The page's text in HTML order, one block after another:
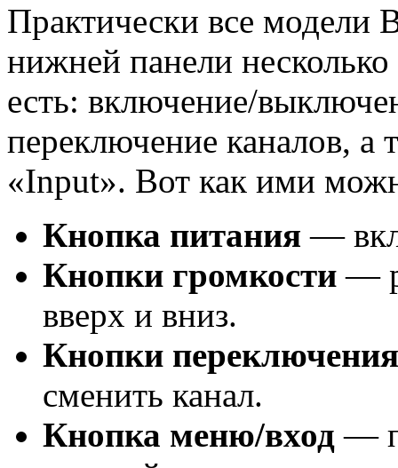
Практически все модели
нижней панели
есть: включение/
переключение каналов,
«Input». Вот как ими
Кнопка питания —
Кнопки громкости —
вверх и вниз.
Кнопки
сменить канал.
Кнопка меню/вход —